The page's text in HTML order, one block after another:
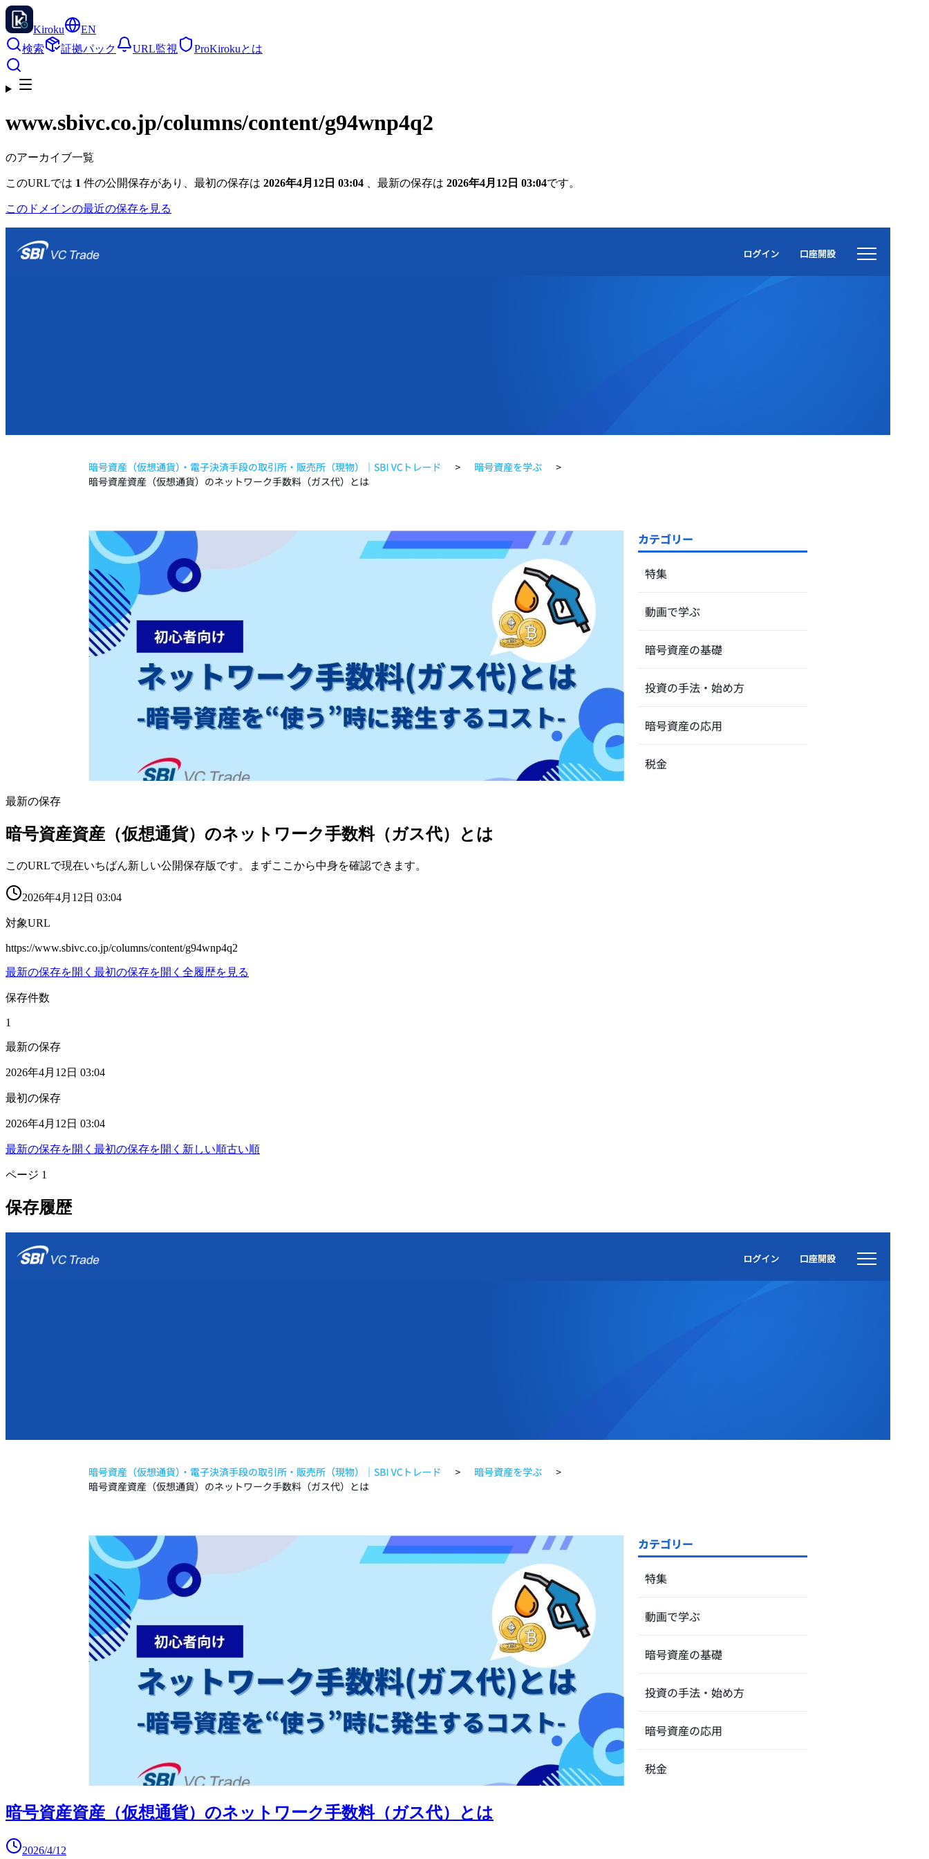
Kiroku
EN
検索
証拠パック URL監視 ProKirokuとは
www.sbivc.co.jp/columns/content/g94wnp4q2
のアーカイブ一覧
このURLでは 1 件の公開保存があり、最初の保存は 2026年4月12日 03:04 、最新の保存は 2026年4月12日 03:04です。
このドメインの最近の保存を見る
最新の保存
暗号資産資産（仮想通貨）のネットワーク手数料（ガス代）とは
このURLで現在いちばん新しい公開保存版です。まずここから中身を確認できます。
2026年4月12日 03:04
対象URL
https://www.sbivc.co.jp/columns/content/g94wnp4q2
最新の保存を開く 最初の保存を開く 全履歴を見る
保存件数
1
最新の保存
2026年4月12日 03:04
最初の保存
2026年4月12日 03:04
最新の保存を開く 最初の保存を開く 新しい順古い順
ページ 1
保存履歴
暗号資産資産（仮想通貨）のネットワーク手数料（ガス代）とは
2026/4/12